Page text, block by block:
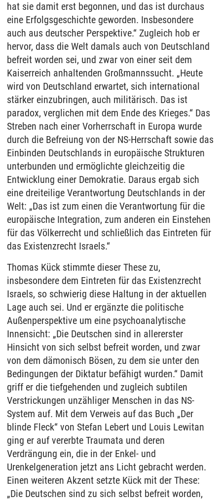
hat sie damit erst begonnen, und das ist durchaus
eine Erfolgsgeschichte geworden. Insbesondere
auch aus deutscher Perspektive.“ Zugleich hob er
hervor, dass die Welt damals auch von Deutschland
befreit worden sei, und zwar von einer seit dem
Kaiserreich anhaltenden Großmannssucht. „Heute
wird von Deutschland erwartet, sich international
stärker einzubringen, auch militärisch. Das ist
paradox, verglichen mit dem Ende des Krieges.“ Das
Streben nach einer Vorherrschaft in Europa wurde
durch die Befreiung von der NS-Herrschaft sowie das
Einbinden Deutschlands in europäische Strukturen
unterbunden und ermöglichte gleichzeitig die
Entwicklung einer Demokratie. Daraus ergab sich
eine dreiteilige Verantwortung Deutschlands in der
Welt: „Das ist zum einen die Verantwortung für die
europäische Integration, zum anderen ein Einstehen
für das Völkerrecht und schließlich das Eintreten für
das Existenzrecht Israels.“
Thomas Kück stimmte dieser These zu,
insbesondere dem Eintreten für das Existenzrecht
Israels, so schwierig diese Haltung in der aktuellen
Lage auch sei. Und er ergänzte die politische
Außenperspektive um eine psychoanalytische
Innensicht: „Die Deutschen sind in allererster
Hinsicht von sich selbst befreit worden, und zwar
von dem dämonisch Bösen, zu dem sie unter den
Bedingungen der Diktatur befähigt wurden.“ Damit
griff er die tiefgehenden und zugleich subtilen
Verstrickungen unzähliger Menschen in das NS-
System auf. Mit dem Verweis auf das Buch „Der
blinde Fleck“ von Stefan Lebert und Louis Lewitan
ging er auf vererbte Traumata und deren
Verdrängung ein, die in der Enkel- und
Urenkelgeneration jetzt ans Licht gebracht werden.
Einen weiteren Akzent setzte Kück mit der These:
„Die Deutschen sind zu sich selbst befreit worden,